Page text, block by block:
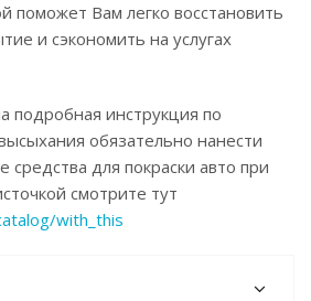
поможет Вам легко восстановить
и сэкономить на услугах
подробная инструкция по
обязательно нанести
средства для покраски авто при
смотрите тут
with_this